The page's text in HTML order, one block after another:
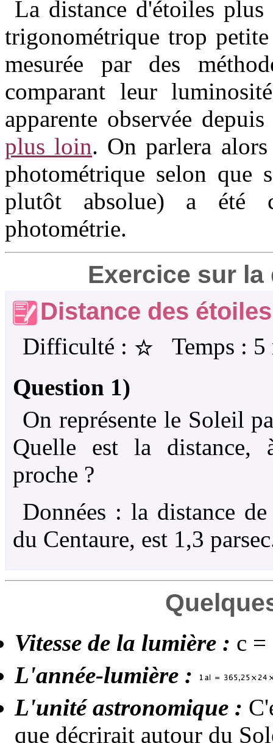
La distance d'étoiles
trigonométrique trop
mesurée par des
comparant leur
apparente observée
plus loin. On parlera
photométrique selon que
plutôt absolue) a été
photométrie.
Exercice sur
Distance des étoiles
Difficulté : ☆ Temps : 5
Question 1)
On représente le Soleil
Quelle est la
proche ?
Données : la distance
du Centaure, est 1,3
Vitesse de la lumière : c =
L'année-lumière :
L'unité astronomique :
que décrirait autour du